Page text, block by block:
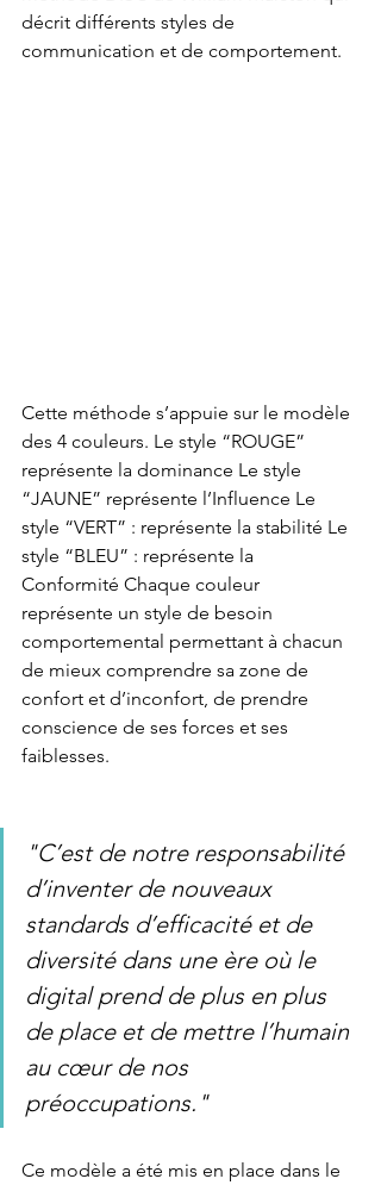
décrit différents styles de
communication et de comportement.
Cette méthode s’appuie sur le modèle
des 4 couleurs. Le style “ROUGE”
représente la dominance Le style
“JAUNE” représente l’Influence Le
style “VERT” : représente la stabilité Le
style “BLEU” : représente la
Conformité Chaque couleur
représente un style de besoin
comportemental permettant à chacun
de mieux comprendre sa zone de
confort et d’inconfort, de prendre
conscience de ses forces et ses
faiblesses.
"C’est de notre responsabilité
d’inventer de nouveaux
standards d’efficacité et de
diversité dans une ère où le
digital prend de plus en plus
de place et de mettre l’humain
au cœur de nos
préoccupations."
Ce modèle a été mis en place dans le